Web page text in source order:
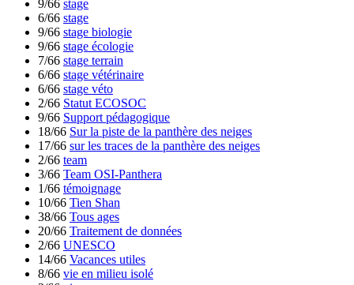
9/66 stage
6/66 stage
9/66 stage biologie
9/66 stage écologie
7/66 stage terrain
6/66 stage vétérinaire
6/66 stage véto
2/66 Statut ECOSOC
9/66 Support pédagogique
18/66 Sur la piste de la panthère des neiges
17/66 sur les traces de la panthère des neiges
2/66 team
3/66 Team OSI-Panthera
1/66 témoignage
10/66 Tien Shan
38/66 Tous ages
20/66 Traitement de données
2/66 UNESCO
14/66 Vacances utiles
8/66 vie en milieu isolé